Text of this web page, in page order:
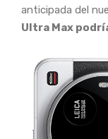
anticipada del
Ultra Max